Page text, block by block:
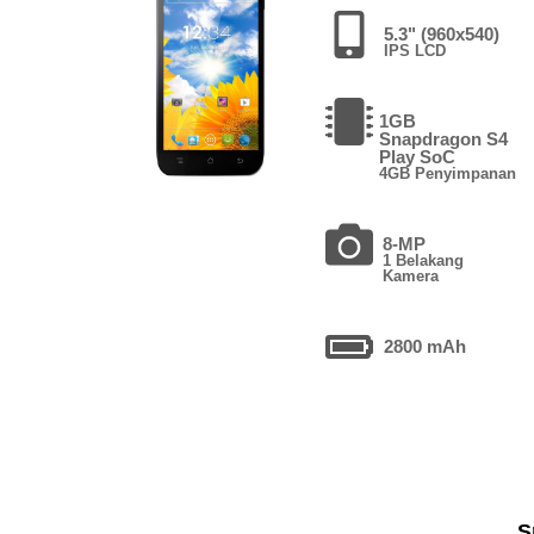
5.3" (960x540)
IPS LCD
1GB
Snapdragon S4
Play SoC
4GB Penyimpanan
8-MP
1 Belakang
Kamera
2800 mAh